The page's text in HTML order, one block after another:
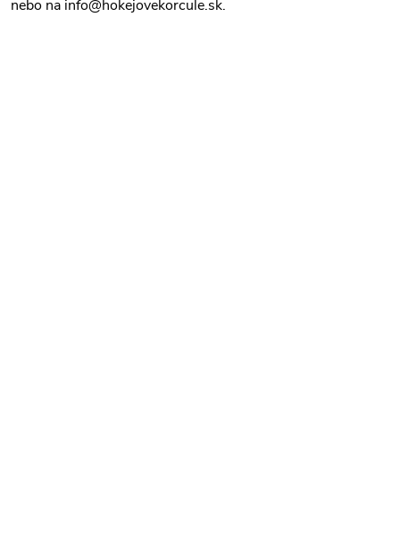
nebo na info@hokejovekorcule.sk.